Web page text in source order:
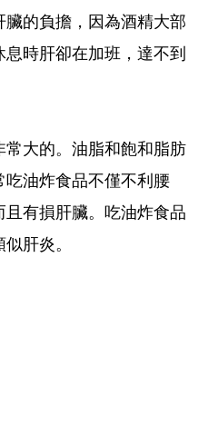
的負擔，因為酒精大部
時肝卻在加班，達不到
大的。油脂和飽和脂肪
油炸食品不僅不利腰
且有損肝臟。吃油炸食品
肝炎。